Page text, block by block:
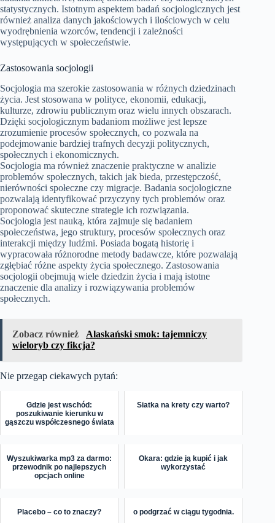
statystycznych. Istotnym aspektem badań socjologicznych jest
również analiza danych jakościowych i ilościowych w celu
wyodrębnienia wzorców, tendencji i zależności
występujących w społeczeństwie.
Zastosowania socjologii
Socjologia ma szerokie zastosowania w różnych dziedzinach
życia. Jest stosowana w polityce, ekonomii, edukacji,
kulturze, zdrowiu publicznym oraz wielu innych obszarach.
Dzięki socjologicznym badaniom możliwe jest lepsze
zrozumienie procesów społecznych, co pozwala na
podejmowanie bardziej trafnych decyzji politycznych,
społecznych i ekonomicznych.
Socjologia ma również znaczenie praktyczne w analizie
problemów społecznych, takich jak bieda, przestępczość,
nierówności społeczne czy migracje. Badania socjologiczne
pozwalają identyfikować przyczyny tych problemów oraz
proponować skuteczne strategie ich rozwiązania.
Socjologia jest nauką, która zajmuje się badaniem
społeczeństwa, jego struktury, procesów społecznych oraz
interakcji między ludźmi. Posiada bogatą historię i
wypracowała różnorodne metody badawcze, które pozwalają
zgłębiać różne aspekty życia społecznego. Zastosowania
socjologii obejmują wiele dziedzin życia i mają istotne
znaczenie dla analizy i rozwiązywania problemów
społecznych.
Zobacz również
Alaskański smok: tajemniczy
wieloryb czy fikcja?
Nie przegap ciekawych pytań:
Gdzie jest wschód:
poszukiwanie kierunku w
gąszczu współczesnego świata
Siatka na krety czy warto?
Wyszukiwarka mp3 za darmo:
przewodnik po najlepszych
opcjach online
Okara: gdzie ją kupić i jak
wykorzystać
Placebo – co to znaczy? o podgrzać w ciągu tygodnia.